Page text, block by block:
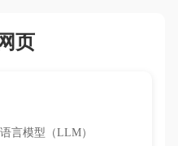
页
言模型（LLM）